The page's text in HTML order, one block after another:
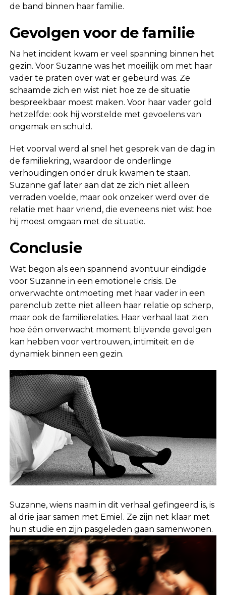
de band binnen haar familie.
Gevolgen voor de familie
Na het incident kwam er veel spanning binnen het
gezin. Voor Suzanne was het moeilijk om met haar
vader te praten over wat er gebeurd was. Ze
schaamde zich en wist niet hoe ze de situatie
bespreekbaar moest maken. Voor haar vader gold
hetzelfde: ook hij worstelde met gevoelens van
ongemak en schuld.
Het voorval werd al snel het gesprek van de dag in
de familiekring, waardoor de onderlinge
verhoudingen onder druk kwamen te staan.
Suzanne gaf later aan dat ze zich niet alleen
verraden voelde, maar ook onzeker werd over de
relatie met haar vriend, die eveneens niet wist hoe
hij moest omgaan met de situatie.
Conclusie
Wat begon als een spannend avontuur eindigde
voor Suzanne in een emotionele crisis. De
onverwachte ontmoeting met haar vader in een
parenclub zette niet alleen haar relatie op scherp,
maar ook de familierelaties. Haar verhaal laat zien
hoe één onverwacht moment blijvende gevolgen
kan hebben voor vertrouwen, intimiteit en de
dynamiek binnen een gezin.
Suzanne, wiens naam in dit verhaal gefingeerd is, is
al drie jaar samen met Emiel. Ze zijn net klaar met
hun studie en zijn pasgeleden gaan samenwonen.